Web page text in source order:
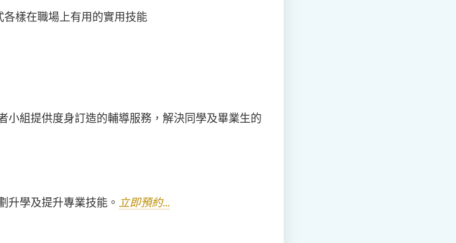
樣在職場上有用的實用技能
小組提供度身訂造的輔導服務 ， 解決同學及畢業生的
升學及提升專業技能。 立即預約...